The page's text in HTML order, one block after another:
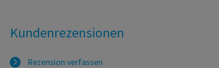
Kundenrezensionen
Rezension verfassen